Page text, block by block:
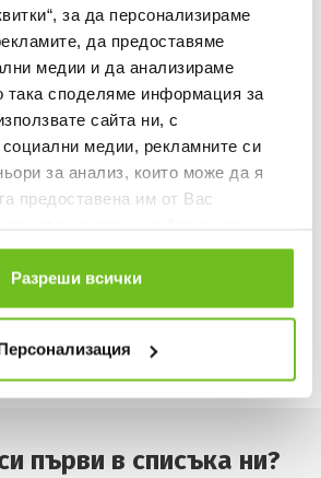
за да персонализираме
да предоставяме
медии и да анализираме
споделяме информация за
сайта ни, с
социални медии, рекламните си
за анализ, които може да я
предоставена им от Вас
страна на услугите им.
Разреши всички
25/26
първи в списъка ни?